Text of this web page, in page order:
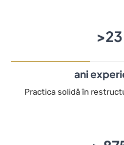
>24
ani
Practica solidă în